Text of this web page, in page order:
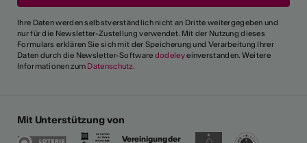
Ihre Daten werden selbstverständlich nicht an Dritte weitergegeben und
nur für die Newsletter-Zustellung verwendet. Mit der Nutzung dieses
Formulars erklären Sie sich mit der Speicherung und Verarbeitung Ihrer
Daten durch die Newsletter-Software dodeleyeinverstanden. Weitere
Informationen zum Datenschutz.
Mit Unterstützung von
Vereinigung der